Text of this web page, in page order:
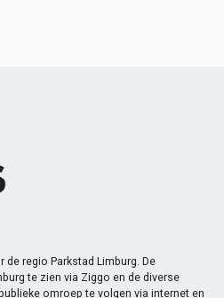
de regio Parkstad Limburg. De
te zien via Ziggo en de diverse
omroep te volgen via internet en